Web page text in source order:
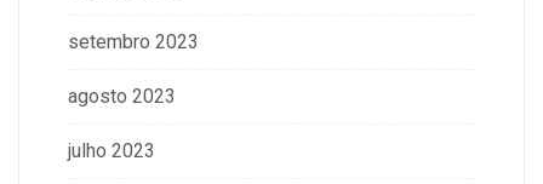
setembro 2023
agosto 2023
julho 2023